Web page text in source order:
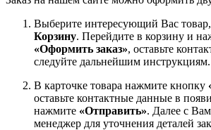
Выберите интересующий Вас
Корзину. Перейдите в корзину и
«Оформить заказ», оставьте
следуйте дальнейшим инструкциям.
В карточке товара нажмите кнопку
оставьте контактные данные в
нажмите «Отправить». Далее с
менеджер для уточнения деталей